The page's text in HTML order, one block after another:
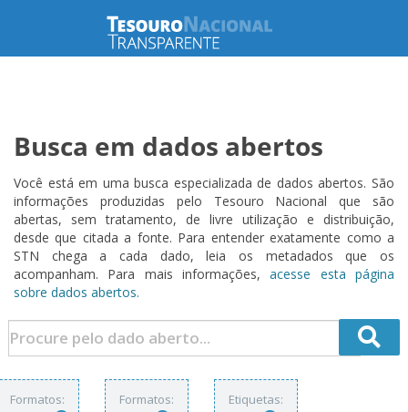
Busca em dados abertos
Você está em uma busca especializada de dados abertos. São
informações produzidas pelo Tesouro Nacional que são
abertas, sem tratamento, de livre utilização e distribuição,
desde que citada a fonte. Para entender exatamente como a
STN chega a cada dado, leia os metadados que os
acompanham. Para mais informações,acesse esta página
sobre dados abertos.
Formatos: Formatos: Etiquetas: